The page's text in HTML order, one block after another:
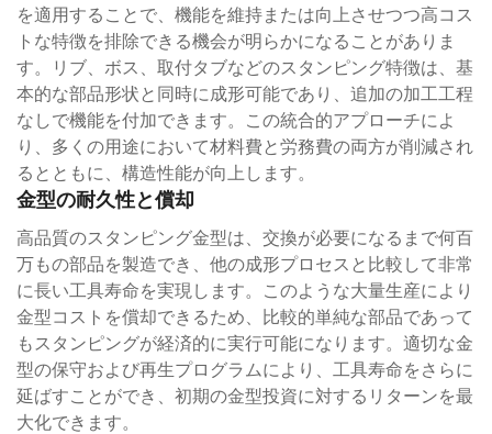
を適用することで、機能を維持または向上させつつ高コス
トな特徴を排除できる機会が明らかになることがありま
す。リブ、ボス、取付タブなどのスタンピング特徴は、基
本的な部品形状と同時に成形可能であり、追加の加工工程
なしで機能を付加できます。この統合的アプローチによ
り、多くの用途において材料費と労務費の両方が削減され
るとともに、構造性能が向上します。
金型の耐久性と償却
高品質のスタンピング金型は、交換が必要になるまで何百
万もの部品を製造でき、他の成形プロセスと比較して非常
に長い工具寿命を実現します。このような大量生産により
金型コストを償却できるため、比較的単純な部品であって
もスタンピングが経済的に実行可能になります。適切な金
型の保守および再生プログラムにより、工具寿命をさらに
延ばすことができ、初期の金型投資に対するリターンを最
大化できます。